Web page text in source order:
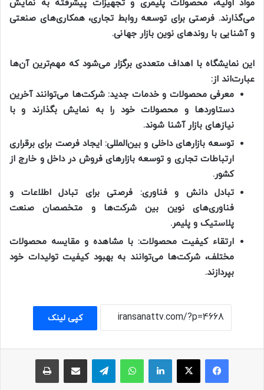
مواد اولیه، محصولات پلیمری و تجهیزات پیشرفته به نمایش
می‌گذارند. فرصتی برای توسعه روابط تجاری، همکاری‌های صنعتی
و آشنایی با روندهای نوین بازار جهانی.
این نمایشگاه با اهداف متعددی برگزار می‌شود که مهم‌ترین آن‌ها
عبارت‌اند از:
معرفی محصولات و خدمات جدید: شرکت‌ها می‌توانند آخرین
دستاوردها و محصولات خود را به نمایش بگذارند و با
نیازهای بازار آشنا شوند.
توسعه بازارهای داخلی و بین‌المللی: ایجاد فرصت برای برقراری
ارتباطات تجاری و توسعه بازارهای فروش در داخل و خارج از
کشور.
تبادل دانش و فناوری: فرصتی برای تبادل اطلاعات و
فناوری‌های نوین بین شرکت‌ها و متخصصان صنعت
پلاستیک و پلیمر.
ارتقاء کیفیت محصولات: با مشاهده و مقایسه محصولات
مختلف، شرکت‌ها می‌توانند به بهبود کیفیت تولیدات خود
بپردازند.
کپی لینک
فیسبوک ایکس لینکداین واتس آپ تلگرام